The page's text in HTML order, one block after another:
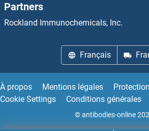
SLC38A1 Kits ELISA
SLC39A6 Kits ELISA
SLC45A1 Kits ELISA
SLC50A1 Kits ELISA
Partners
Rockland Immunochemicals, Inc.
Français
À propos Mentions légales
Cookie Settings
Conditions générales
© antibodies-online